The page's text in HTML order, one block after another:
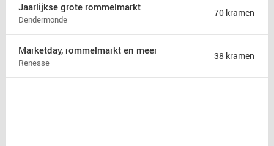
Jaarlijkse grote rommelmarkt
Dendermonde
70 kramen
Marketday, rommelmarkt en meer
Renesse
38 kramen